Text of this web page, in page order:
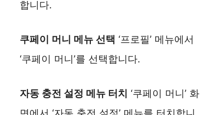
합니다.
쿠페이 머니 메뉴 선택 ‘프로필’ 메뉴에서
‘쿠페이 머니’를 선택합니다.
자동 충전 설정 메뉴 터치 ‘쿠페이 머니’ 화